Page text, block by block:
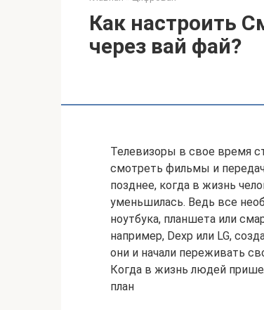
Как настроить
через вай фай?
Телевизоры в свое время
смотреть фильмы и
позднее, когда в жизнь
уменьшилась. Ведь все
ноутбука, планшета или
например, Dexp или LG,
они и начали переживать
Когда в жизнь людей
план